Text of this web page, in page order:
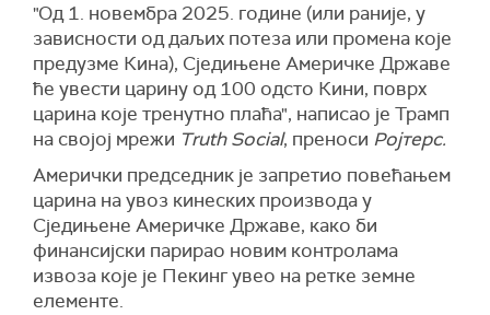
"Од 1. новембра 2025. године (или раније, у
зависности од даљих потеза или промена које
предузме Кина), Сједињене Америчке Државе
ће увести царину од 100 одсто Кини, поврх
царина које тренутно плаћа", написао је Трамп
на својој мрежи Truth Social, преноси Ројтерс.
Амерички председник je запретио повећањем
царина на увоз кинеских производа у
Сједињене Америчке Државе, како би
финансијски парирао новим контролама
извоза које је Пекинг увео на ретке земне
елементе.